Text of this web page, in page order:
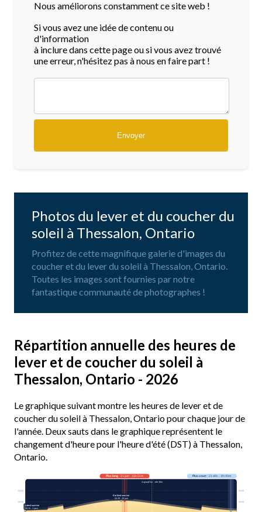
Nous améliorons constamment ce site web !
Si vous avez une idée de contenu ou
d'information
à inclure dans cette page ou si vous avez trouvé
une erreur, n'hésitez pas à nous en faire part !
Photos du lever et du coucher du
soleil à Thessalon, Ontario
Profitez de cette magnifique galerie d'images du
coucher et du lever du soleil à Thessalon, Ontario.
Toutes les images sont fournies par notre
fantastique communauté de photographes !
Répartition annuelle des heures de
lever et de coucher du soleil à
Thessalon, Ontario - 2026
Le graphique suivant montre les heures de lever et de
coucher du soleil à Thessalon, Ontario pour chaque jour de
l'année. Deux sauts dans le graphique représentent le
changement d'heure pour l'heure d'été (DST) à Thessalon,
Ontario.
03:00 03:00
06:00 06:00
Plus long· 21 juin · 15h 51m Plus court· 21 déc. · 8h 40m
Aujourd’hui · 14h 35m
Earliest sunrise
05:39 · 15 juin
Latest sunrise
08:15 · 1 janv.